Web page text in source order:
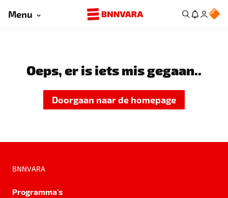
Menu
Oeps, er is iets mis gegaan..
Doorgaan naar de homepage
BNNVARA
Programma's